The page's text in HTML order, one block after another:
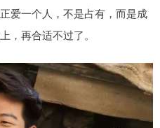
爱一个人，不是占有，而是成
，再合适不过了。